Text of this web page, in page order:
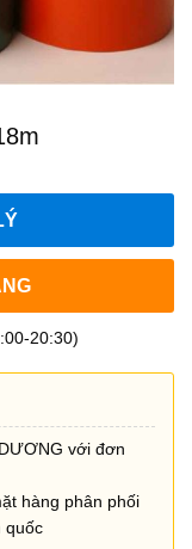
20:30)
với đơn
hàng phân phối
quốc